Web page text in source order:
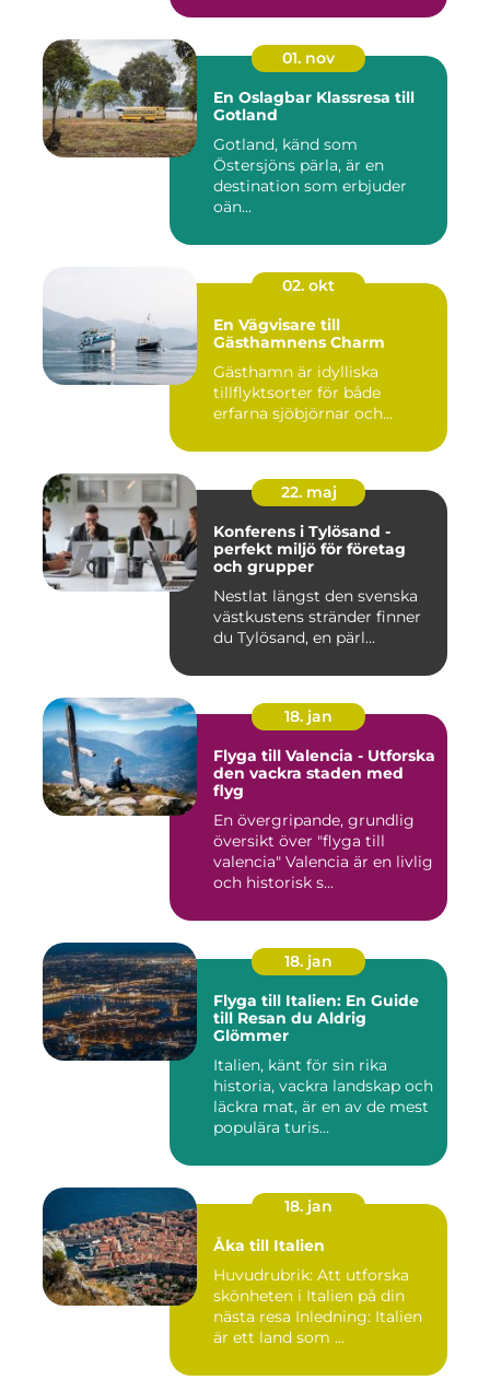
01. nov
En Oslagbar Klassresa till
Gotland
Gotland, känd som
Östersjöns pärla, är en
destination som erbjuder
oän...
02. okt
En Vägvisare till
Gästhamnens Charm
Gästhamn är idylliska
tillflyktsorter för både
erfarna sjöbjörnar och...
22. maj
Konferens i Tylösand -
perfekt miljö för företag
och grupper
Nestlat längst den svenska
västkustens stränder finner
du Tylösand, en pärl...
18. jan
Flyga till Valencia - Utforska
den vackra staden med
flyg
En övergripande, grundlig
översikt över "flyga till
valencia" Valencia är en livlig
och historisk s...
18. jan
Flyga till Italien: En Guide
till Resan du Aldrig
Glömmer
Italien, känt för sin rika
historia, vackra landskap och
läckra mat, är en av de mest
populära turis...
18. jan
Åka till Italien
Huvudrubrik: Att utforska
skönheten i Italien på din
nästa resa Inledning: Italien
är ett land som ...